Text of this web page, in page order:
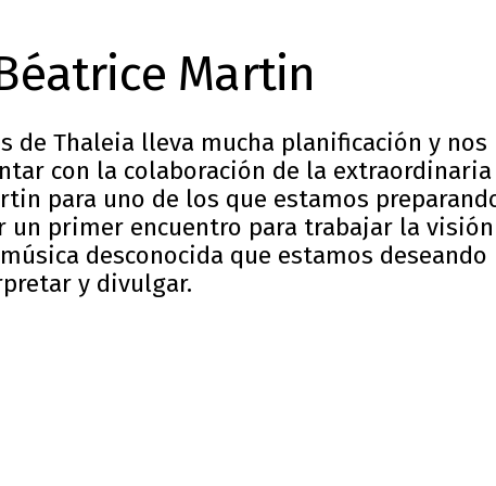
Martin
de Thaleia lleva mucha planificación y nos
con la colaboración de la extraordinaria
para uno de los que estamos
un primer encuentro para trabajar la visión
desconocida que estamos deseando
y divulgar.